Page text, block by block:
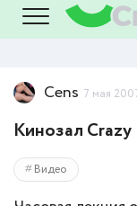
Cens 7 мая
Кинозал
Видео